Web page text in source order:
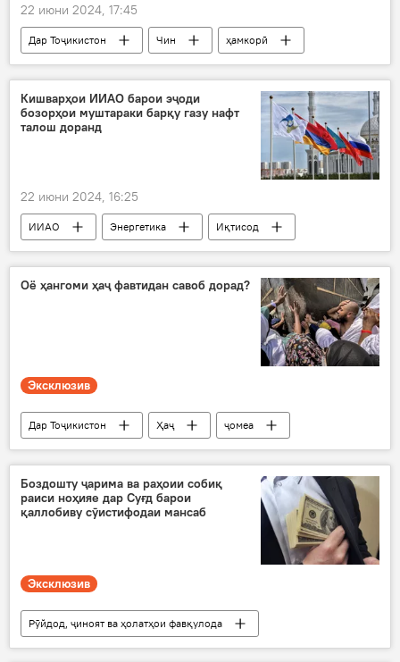
22 июни 2024, 17:45
Дар Тоҷикистон Чин
ҳамкорӣ
қарордод
имзо созишнома
Кишварҳои ИИАО барои эҷоди
бозорҳои муштараки барқу газу нафт
талош доранд
22 июни 2024, 16:25
ИИАО Энергетика
Иқтисод
нафт
газ бензин
Оё ҳангоми ҳаҷ фавтидан савоб дорад?
Эксклюзив
Дар Тоҷикистон Ҳаҷ
ҷомеа
Дин ва оин
Боздошту ҷарима ва раҳоии собиқ
раиси ноҳияе дар Суғд барои
қаллобиву сӯистифодаи мансаб
Эксклюзив
Рӯйдод, ҷиноят ва ҳолатҳои фавқулода
Дар Тоҷикистон
қарори додгоҳ